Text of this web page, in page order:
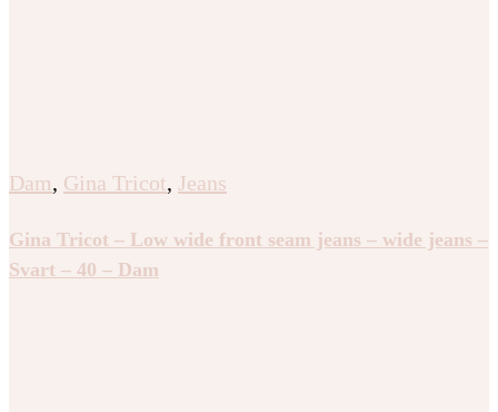
Dam, Gina Tricot, Jeans
Gina Tricot – Low wide front seam jeans – wide jeans –
Svart – 40 – Dam